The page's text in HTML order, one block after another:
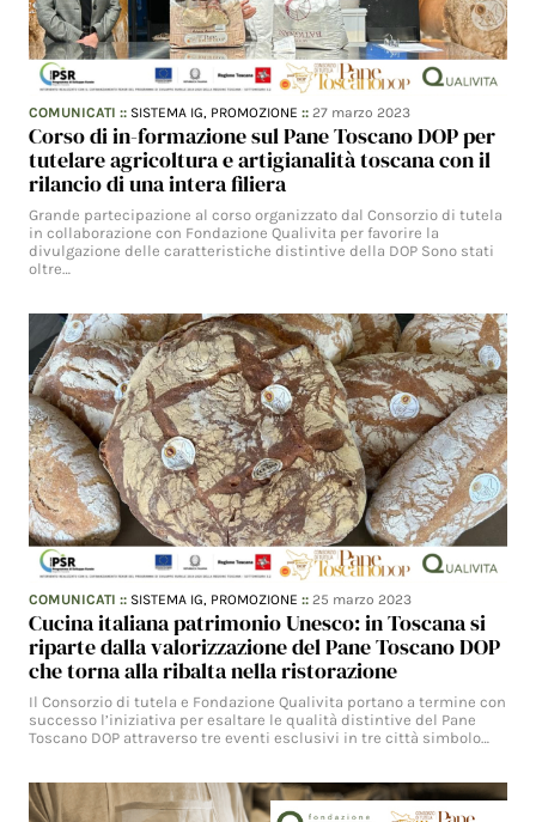
COMUNICATI :: SISTEMA IG, PROMOZIONE ::27 marzo 2023
Corso di in-formazione sul Pane Toscano DOP per
tutelare agricoltura e artigianalità toscana con il
rilancio di una intera filiera
Grande partecipazione al corso organizzato dal Consorzio di tutela
in collaborazione con Fondazione Qualivita per favorire la
divulgazione delle caratteristiche distintive della DOP Sono stati
oltre…
COMUNICATI :: SISTEMA IG, PROMOZIONE ::25 marzo 2023
Cucina italiana patrimonio Unesco: in Toscana si
riparte dalla valorizzazione del Pane Toscano DOP
che torna alla ribalta nella ristorazione
Il Consorzio di tutela e Fondazione Qualivita portano a termine con
successo l’iniziativa per esaltare le qualità distintive del Pane
Toscano DOP attraverso tre eventi esclusivi in tre città simbolo…